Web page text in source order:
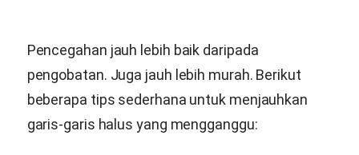
Pencegahan jauh lebih baik daripada
pengobatan. Juga jauh lebih murah. Berikut
beberapa tips sederhana untuk menjauhkan
garis-garis halus yang mengganggu: